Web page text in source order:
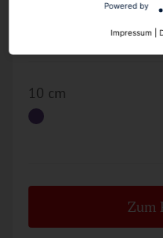
10 cm
Zum
Powered by
Impressum